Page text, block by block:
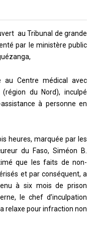
au Tribunal de grande
par le ministère public
Centre médical avec
du Nord), inculpé
à personne en
heures, marquée par les
du Faso, Siméon B.
que les faits de non-
et par conséquent, a
à six mois de prison
le chef d’inculpation
relaxe pour infraction non